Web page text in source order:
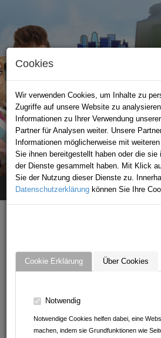
Cookies
Wir verwenden Cookies, um Inhalte zu
Zugriffe auf unsere Website zu
Informationen zu Ihrer Verwendung
Partner für Analysen weiter. Unsere
Informationen möglicherweise mit
Sie ihnen bereitgestellt haben oder die sie
der Dienste gesammelt haben. Mit Klick
Sie der Nutzung dieser Dienste zu.
Datenschutzerklärung können Sie Ihre
Cookie Erklärung Über Cookies
Notwendig
Notwendige Cookies helfen dabei, eine
machen, indem sie Grundfunktionen wie
STADTPORTAL
Home unternehmen Dr.med.dent. Peter
Kerststraße 21
Kaiserslautern